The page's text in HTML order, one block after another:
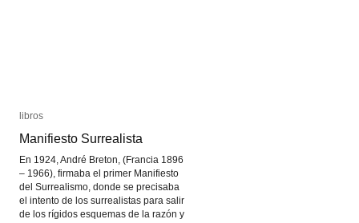
libros
Manifiesto Surrealista
En 1924, André Breton, (Francia 1896
– 1966), firmaba el primer Manifiesto
del Surrealismo, donde se precisaba
el intento de los surrealistas para salir
de los rígidos esquemas de la razón y
libros
Manifiesto Surrealista